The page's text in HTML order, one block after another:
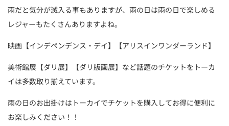
雨だと気分が滅入る事もありますが、雨の日は雨の日で楽しめる
レジャーもたくさんありますよね。
映画【インデペンデンス・デイ】【アリスインワンダーランド】
美術館展【ダリ展】【ダリ版画展】など話題のチケットをトーカ
イは多数取り揃えています。
雨の日のお出掛けはトーカイでチケットを購入してお得に便利に
お楽しみください！！